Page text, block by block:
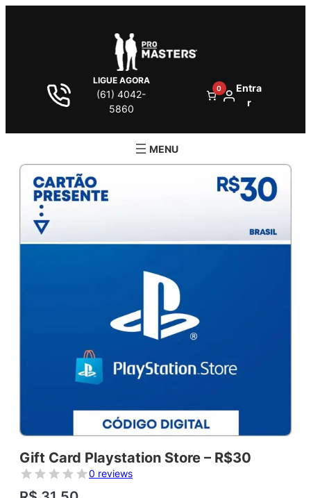
LIGUE AGORA
(61) 4042-
5860
0
Entra
r
Gift Card Playstation Store – R$30
0 reviews